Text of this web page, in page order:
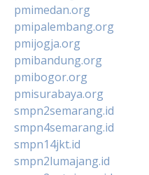
pmimedan.org
pmipalembang.org
pmijogja.org
pmibandung.org
pmibogor.org
pmisurabaya.org
smpn2semarang.id
smpn4semarang.id
smpn14jkt.id
smpn2lumajang.id